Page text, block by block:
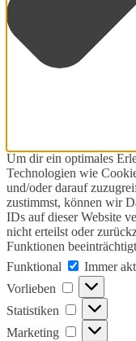
Um dir ein optimales
Technologien wie
und/oder darauf
zustimmst, können wir
IDs auf dieser Website
nicht erteilst oder
Funktionen
Funktional
Immer
Vorlieben
Vorlieben
Statistiken Statistiken
Marketing Marketing